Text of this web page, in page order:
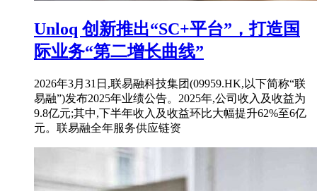
Unloq 创新推出“SC+平台”，打造国
际业务“第二增长曲线”
2026年3月31日,联易融科技集团(09959.HK,以下简称“联
易融”)发布2025年业绩公告。2025年,公司收入及收益为
9.8亿元;其中,下半年收入及收益环比大幅提升62%至6亿
元。联易融全年服务供应链资